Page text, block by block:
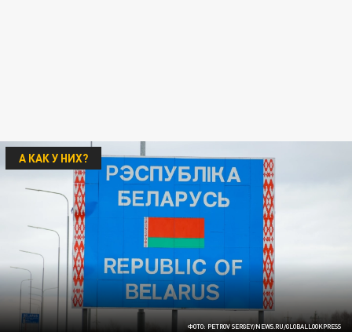
ФОТО: PETROV SERGEY/NEWS.RU/GLOBALLOOKPRESS
А КАК У НИХ?